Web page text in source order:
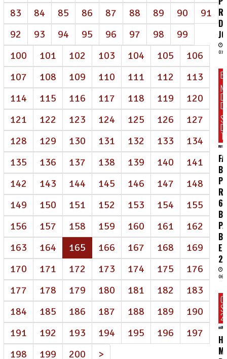
83
84 85 86 87 88 89 90
91
92
93 94 95 96 97 98
99
100
101 102 103 104 105
106
107
108 109 110 111 112
113
114
115 116 117 118 119
120
121
122 123 124 125 126
127
128
129 130 131 132 133
134
135
136 137 138 139 140
141
142
143 144 145 146 147
148
149
150 151 152 153 154
155
156
157 158 159 160 161
162
163
164 165 (atual)
166 167 168
169
170
171 172 173 174 175
176
177
178 179 180 181 182
183
184
185 186 187 188 189
190
191
192 193 194 195 196
197
198
199 200 >
DA
07/
06/